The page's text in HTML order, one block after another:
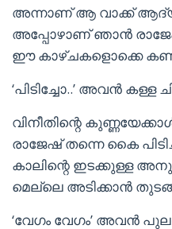
അന്നാണ് ആ വാക്ക്
അപ്പോഴാണ് ഞാൻ
ഈ കാഴ്ചകളൊക്കെ
‘പിടിച്ചോ..’ അവൻ
വിനീതിന്റെ
രാജേഷ് തന്നെ കൈ
കാലിന്റെ ഇടക്കുള്ള
മെല്ലെ അടിക്കാൻ
‘വേഗം വേഗം’ അവൻ